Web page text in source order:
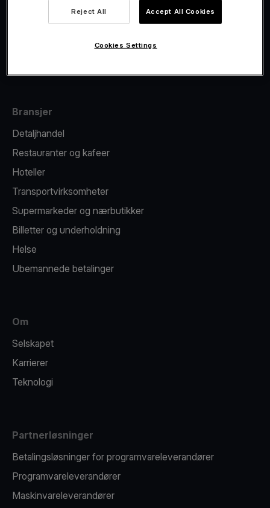
Fiskalisering
Bransjer
Detaljhandel
Restauranter og kafeer
Hoteller
Transportvirksomheter
Supermarkeder og nærbutikker
Billetter og underholdning
Helse
Ubemannede betalinger
Om
Selskapet
Karrierer
Teknologi
Partnerløsninger
Betalingsløsninger for programvareleverandører
Programvareleverandører
Maskinvareleverandører
Reject All Accept All Cookies
Cookies Settings